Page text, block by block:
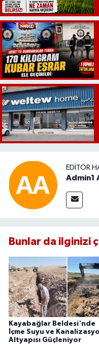
EDITÖR
Admin1
Bunlar da ilginizi
Kayabağlar Beldesi'nde
İçme Suyu ve
Altyapısı Güçleniyor